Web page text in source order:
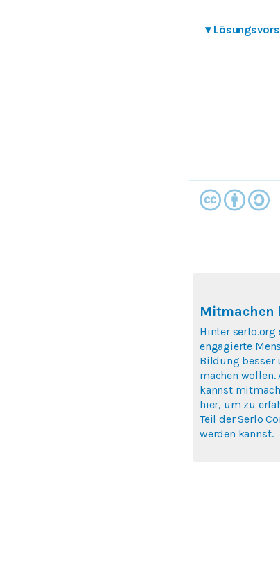
▾
Mitmachen
Hinter serlo.org
engagierte
Bildung besser
machen wollen.
kannst
hier, um zu
Teil der Serlo
werden kannst.